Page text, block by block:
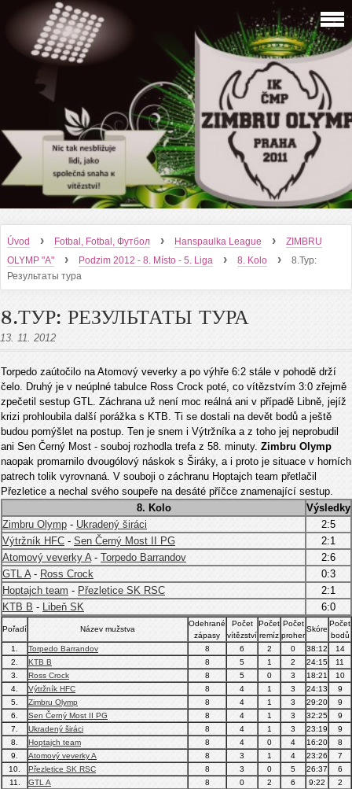
Úvod › Fotbal, Fotbal, Футбол › Hanspaulka League ›
ZIMBRU
OLYMP "A"
› Podzim 2012 - 8. Místo - 5. Liga › 8. Kolo ›
8.Тур:
Результаты тура
8.ТУР: РЕЗУЛЬТАТЫ ТУРА
13. 11. 2012
Torpedo zaútočilo na Atomový veverky a po výhře 6:2 stále v pohodě drží
čelo. Druhý je v neúplné tabulce Ross Crock poté, co vítězstvím 3:0 zřejmě
zpečetil sestup GTL. Záchrana už není moc reálná ani v případě Libně, jejíž
krizi prohloubila další porážka s KTB. Ti se dostali na devět bodů a ještě
budou pomýšlet na postup. Ten je snem i Výtržníka a z toho jej neprobudil
ani Sen Černý Most - souboj rozhodla trefa z 58. minuty. Zimbru Olymp
naopak promarnilo dvougólový náskok s Širáky, a i proto je situace v horních
patrech tolik vyrovnaná. V souboji o záchranu Hoptajch team přetlačil
Přezletice a nechal svého soupeře na desáté příčce znamenající sestup.
8. Kolo
Výsledky
Zimbru Olymp - Ukradený širáci
2:5
Výtržník HFC - Sen Černý Most II PG
2:1
Atomový veverky A- Torpedo Barrandov
2:6
GTL A- Ross Crock
0:3
Hoptajch team - Přezletice SK RSC
2:1
KTB B - Libeň SK 6:0
Pořadí Název mužstva
Odehrané
zápasy
Počet
vítězství
Počet
remíz
Počet
proher
Skóre
Počet
bodů
1.
Torpedo Barrandov 8 6 2 0 38:12
14
2.
KTB B 8 5 1 2 24:15
11
3.
Ross Crock 8 5 0 3 18:21
10
4.
Výtržník HFC 8 4 1 3 24:13
9
5.
Zimbru Olymp 8 4 1 3 29:20
9
6.
Sen Černý Most II PG 8 4 1 3 32:25
9
7.
Ukradený širáci 8 4 1 3 23:19
9
8.
Hoptajch team 8 4 0 4 16:20
8
9.
Atomový veverky A 8 3 1 4 23:26
7
10.
Přezletice SK RSC 8 3 0 5 26:37
6
11.
GTL A 8 0 2 6 9:22
2